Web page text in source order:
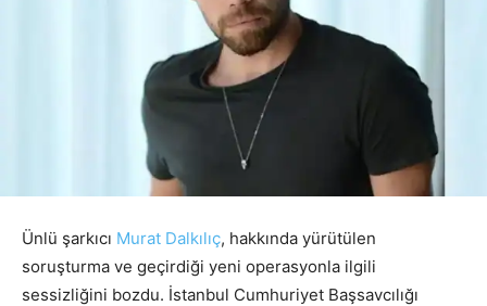
Ünlü şarkıcı Murat Dalkılıç, hakkında yürütülen
soruşturma ve geçirdiği yeni operasyonla ilgili
sessizliğini bozdu. İstanbul Cumhuriyet Başsavcılığı